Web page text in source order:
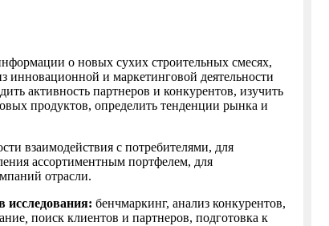
о новых сухих строительных смесях,
и маркетинговой деятельности
активность партнеров и конкурентов, изучить
продуктов, определить тенденции рынка и
взаимодействия с потребителями, для
ассортиментным портфелем, для
отрасли.
исследования: бенчмаркинг, анализ конкурентов,
поиск клиентов и партнеров, подготовка к